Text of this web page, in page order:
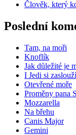
Člověk, který
Poslední
Tam, na moři
Knoflík
Jak důležité je
I Jedi si
Otevřené moře
Proměny pana
Mozzarella
Na břehu
Canis Major
Gemini